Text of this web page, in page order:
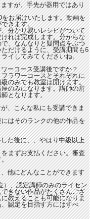
すが、手先が器用ではあり
お届けいたします。動画を
きます。
分かり易いレシピがついて
れば完成します。分からな
、なんなりと疑問点をぶつ
だけるように、受講期間も6
イしてみてくださいね。
ーコース受講後ですか？
ラワーコースとそれぞれに
のみでも教室は開けます。
のみになります。講師の肩
となります。
、こんな私にも受講できま
はそのランクの他の作品を
た後に、、やはり中級以上
まずお支払ください。審査
。
他にどんなことができます
、認定講師のみのライセン
きない作品がたくさんござ
教えることも可能になりま
認定を目指す方にはすべ